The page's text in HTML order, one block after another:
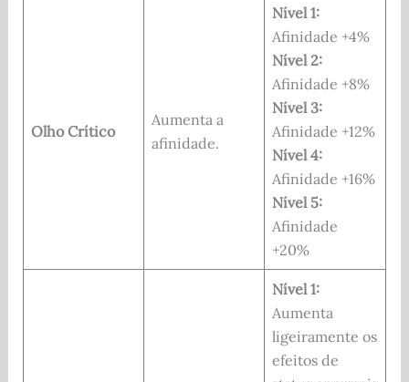
Olho Crítico
Aumenta a
afinidade.
Nível 1:
Afinidade +4%
Nível 2:
Afinidade +8%
Nível 3:
Afinidade +12%
Nível 4:
Afinidade +16%
Nível 5:
Afinidade
+20%
Nível 1:
Aumenta
ligeiramente os
efeitos de